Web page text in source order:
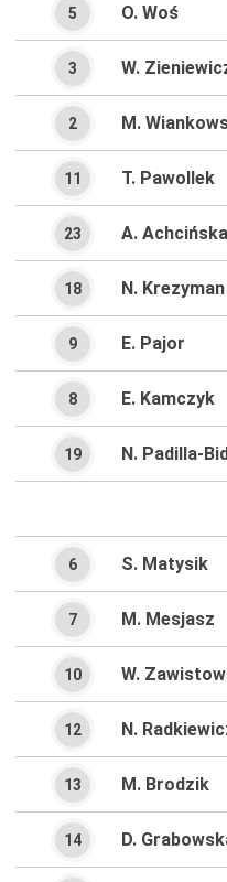
O. Woś
5
W.
3
M.
2
T. Pawollek
11
A. Achcińska
23
N. Krezyman
18
E. Pajor
9
E. Kamczyk
8
N. Padilla-
19
S. Matysik
6
M. Mesjasz
7
W.
10
N.
12
M. Brodzik
13
D.
14